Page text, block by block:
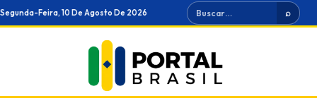
Ir
para
Segunda-Feira, 10 De Agosto De 2026 Buscar ⌕